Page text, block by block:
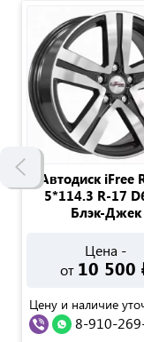
Автодиск iFree
5*114.3 R-17
Блэк-Джек
Цена -
от 10 500
Цену и наличие
8-910-